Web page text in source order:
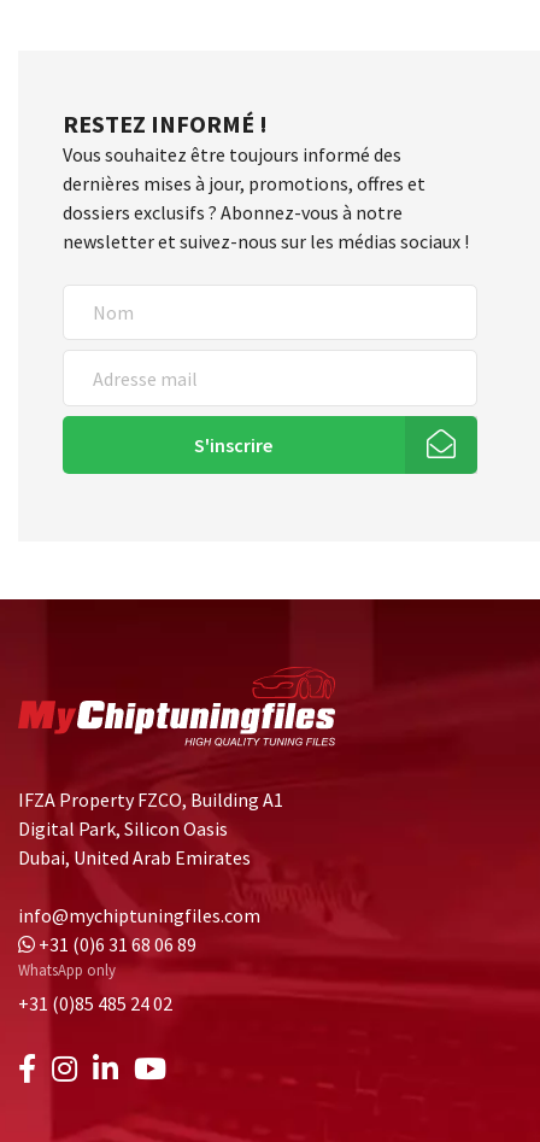
RESTEZ INFORMÉ !
Vous souhaitez être toujours informé des
dernières mises à jour, promotions, offres et
dossiers exclusifs ? Abonnez-vous à notre
newsletter et suivez-nous sur les médias sociaux !
S'inscrire
IFZA Property FZCO, Building A1
Digital Park, Silicon Oasis
Dubai, United Arab Emirates
info@mychiptuningfiles.com
+31 (0)6 31 68 06 89
WhatsApp only
+31 (0)85 485 24 02